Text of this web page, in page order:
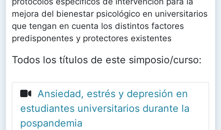
mejora del bienestar psicológico en universitarios
que tengan en cuenta los distintos factores
predisponentes y protectores existentes
Todos los títulos de este simposio/curso:
Ansiedad, estrés y depresión en
estudiantes universitarios durante la
pospandemia